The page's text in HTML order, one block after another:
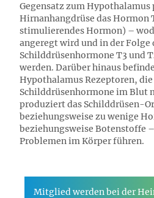
Gegensatz zum
Hirnanhangdrüse das Hormon
stimulierendes Hormon) –
angeregt wird und in der Folge
Schilddrüsenhormone T3 und
werden. Darüber hinaus
Hypothalamus Rezeptoren,
Schilddrüsenhormone im Blut
produziert das Schilddrüsen-
beziehungsweise zu wenige
beziehungsweise Botenstoffe
Problemen im Körper führen.
Mitglied werden bei der